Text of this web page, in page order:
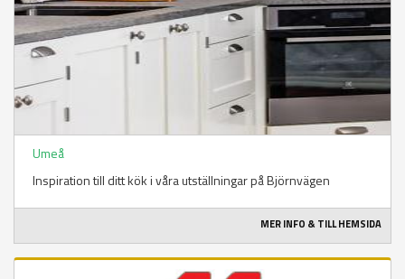
Umeå
Inspiration till ditt kök i våra utställningar på Björnvägen
MER INFO & TILL HEMSIDA